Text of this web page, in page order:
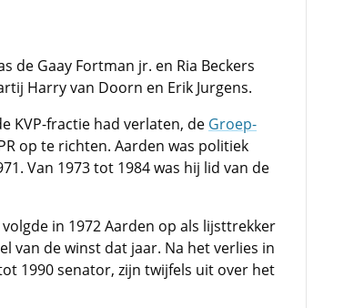
de Gaay Fortman jr. en Ria Beckers
Harry van Doorn en Erik Jurgens.
KVP-fractie had verlaten, de Groep-
op te richten. Aarden was politiek
Van 1973 tot 1984 was hij lid van de
in 1972 Aarden op als lijsttrekker
van de winst dat jaar. Na het verlies in
1990 senator, zijn twijfels uit over het